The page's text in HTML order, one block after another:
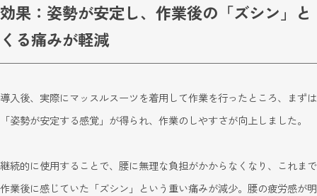
効果：姿勢が安定し、作業後の「ズシン」と
くる痛みが軽減
導入後、実際にマッスルスーツを着用して作業を行ったところ、まずは
「姿勢が安定する感覚」が得られ、作業のしやすさが向上しました。
継続的に使用することで、腰に無理な負担がかからなくなり、これまで
作業後に感じていた「ズシン」という重い痛みが減少。腰の疲労感が明